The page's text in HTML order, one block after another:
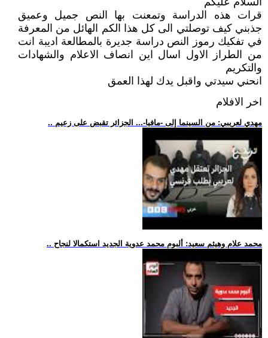
قرات هذه الدراسة وتمعنت بها النص جميل وعميق
جذبني كيف توصلتي الى كل هذا الكم الهائل من المعرفة
في تفكيك رموز النص دراسة جديرة بالمطالعة اديبة انت
من الطراز الاول اسال اين انصاف الاعلام والشهادات
والتكريم
انحني سيدتي واقبل يدك لهذا العمق
اخر الافلام
.. مهدي لعريبي: من السينما إلى -مافيا-... الجزائر تقبض على زعيم
.. محمد علام وهيثم سعيد: ألبوم محمد عدوية الجديد استكمالا لنجاح